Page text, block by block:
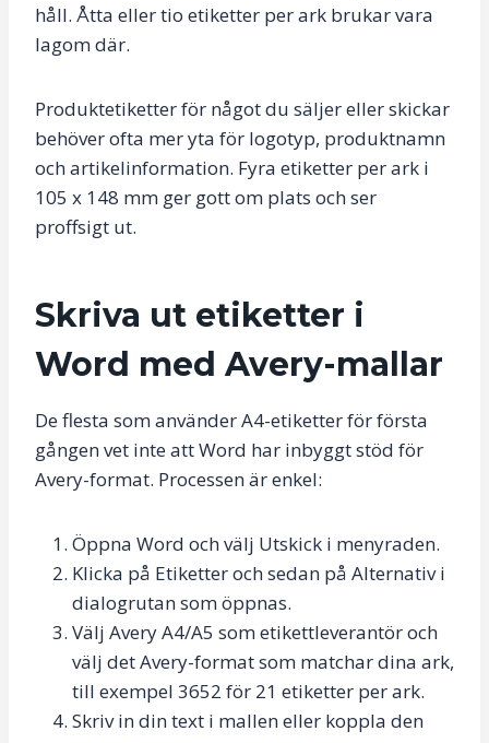
håll. Åtta eller tio etiketter per ark brukar vara
lagom där.
Produktetiketter för något du säljer eller skickar
behöver ofta mer yta för logotyp, produktnamn
och artikelinformation. Fyra etiketter per ark i
105 x 148 mm ger gott om plats och ser
proffsigt ut.
Skriva ut etiketter i
Word med Avery-mallar
De flesta som använder A4-etiketter för första
gången vet inte att Word har inbyggt stöd för
Avery-format. Processen är enkel:
Öppna Word och välj Utskick i menyraden.
Klicka på Etiketter och sedan på Alternativ i
dialogrutan som öppnas.
Välj Avery A4/A5 som etikettleverantör och
välj det Avery-format som matchar dina ark,
till exempel 3652 för 21 etiketter per ark.
Skriv in din text i mallen eller koppla den